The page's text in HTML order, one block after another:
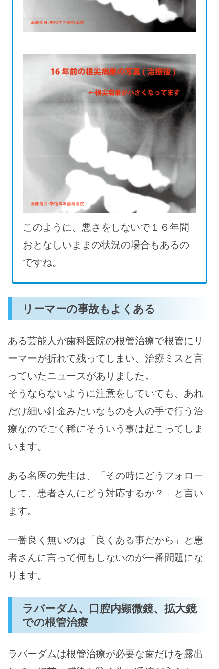
このように、悪さをしないで１６年間
おとなしいままの状況の場合もあるの
ですね。
リーマーの事故もよくある
ある芸能人が歯科医院の根管治療で根管にリ
ーマーが折れて残ってしまい、治療ミスと言
っていたニュースがありました。
そうならないように注意をしていても、あれ
だけ細い針金みたいなものを人の手で行う治
療なのでごく稀にそういう事は起こってしま
います。
ある名医の先生は、「その時にどうフォロー
して、患者さんにどう対応するか？」と言い
ます。
一番良く無いのは「良くある事だから」と患
者さんに言って何もしないのが一番問題にな
ります。
ラバーダム、口腔内顕微鏡、拡大鏡
での根管治療
ラバーダムは根管治療が必要な歯だけを露出